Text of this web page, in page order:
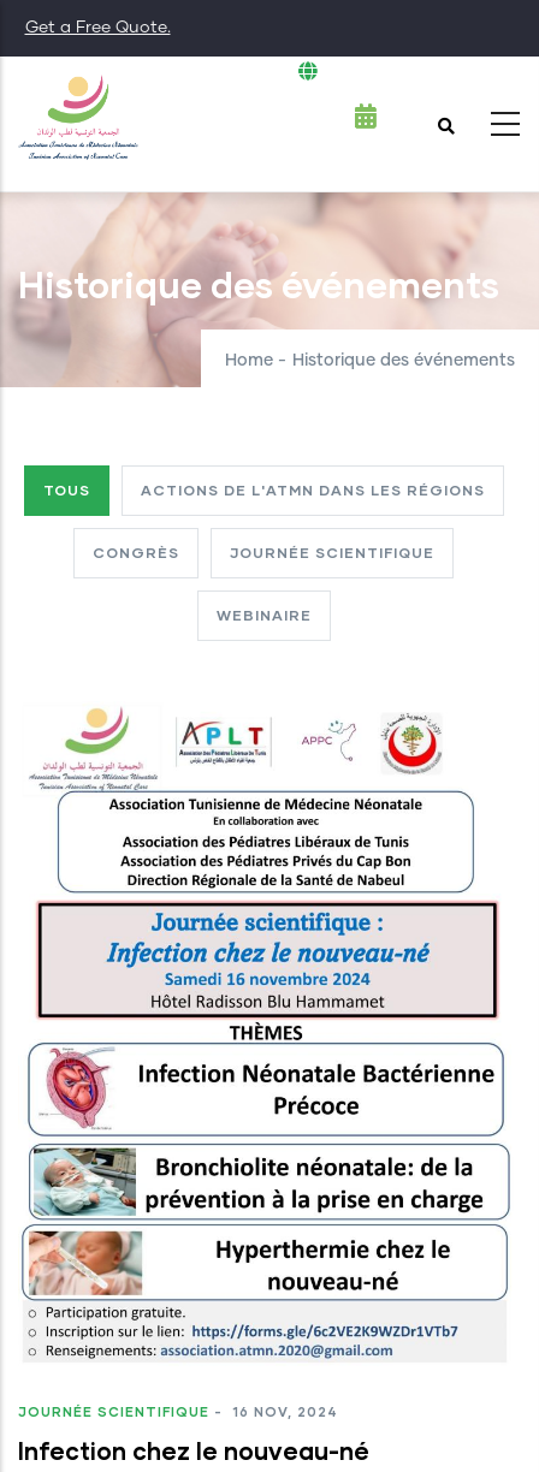
Skip
to
content
Get a Free Quote.
Historique des événements
Home - Historique des événements
TOUS ACTIONS DE L'ATMN DANS LES RÉGIONS
CONGRÈS JOURNÉE SCIENTIFIQUE
WEBINAIRE
JOURNÉE SCIENTIFIQUE - 16 NOV, 2024
Infection chez le nouveau-né